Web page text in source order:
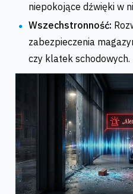
niepokojące dźwięki w
Wszechstronność:
zabezpieczenia
czy klatek schodowych.